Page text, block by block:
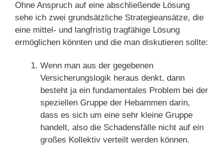
Ohne Anspruch auf eine abschließende Lösung
sehe ich zwei grundsätzliche Strategieansätze, die
eine mittel- und langfristig tragfähige Lösung
ermöglichen könnten und die man diskutieren sollte:
Wenn man aus der gegebenen
Versicherungslogik heraus denkt, dann
besteht ja ein fundamentales Problem bei der
speziellen Gruppe der Hebammen darin,
dass es sich um eine sehr kleine Gruppe
handelt, also die Schadensfälle nicht auf ein
großes Kollektiv verteilt werden können.